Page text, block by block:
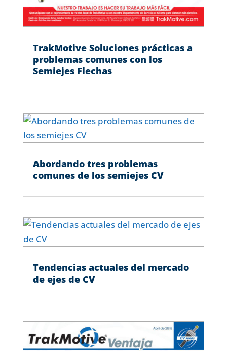
TrakMotive Soluciones prácticas a
problemas comunes con los
Semiejes Flechas
Abordando tres problemas
comunes de los semiejes CV
Tendencias actuales del mercado
de ejes de CV